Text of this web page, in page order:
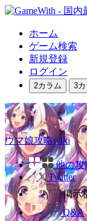
ホーム
ゲーム検索
新規登録
ログイン
2カラム 3
ウマ娘攻略wiki
他の攻
Twitter
掲示
Q&A